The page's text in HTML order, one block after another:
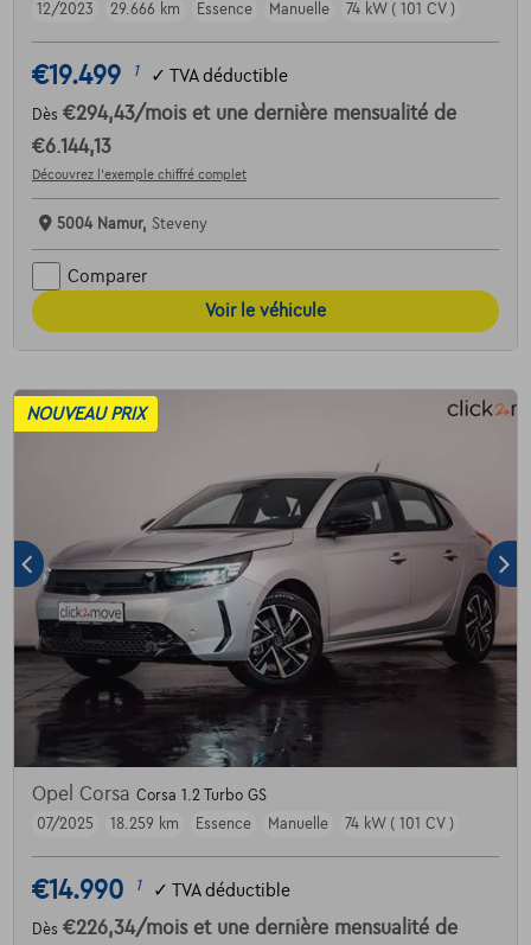
12/2023
29.666 km Essence Manuelle 74 kW ( 101 CV )
€19.499 1 ✓ TVA déductible
Dès €294,43/mois et une dernière mensualité de
€6.144,13
Découvrez l’exemple chiffré complet
5004 Namur, Steveny
Comparer
Voir le véhicule
NOUVEAU PRIX
Opel Corsa Corsa 1.2 Turbo GS
07/2025
18.259 km Essence Manuelle 74 kW ( 101 CV )
€14.990 1 ✓ TVA déductible
Dès €226,34/mois et une dernière mensualité de